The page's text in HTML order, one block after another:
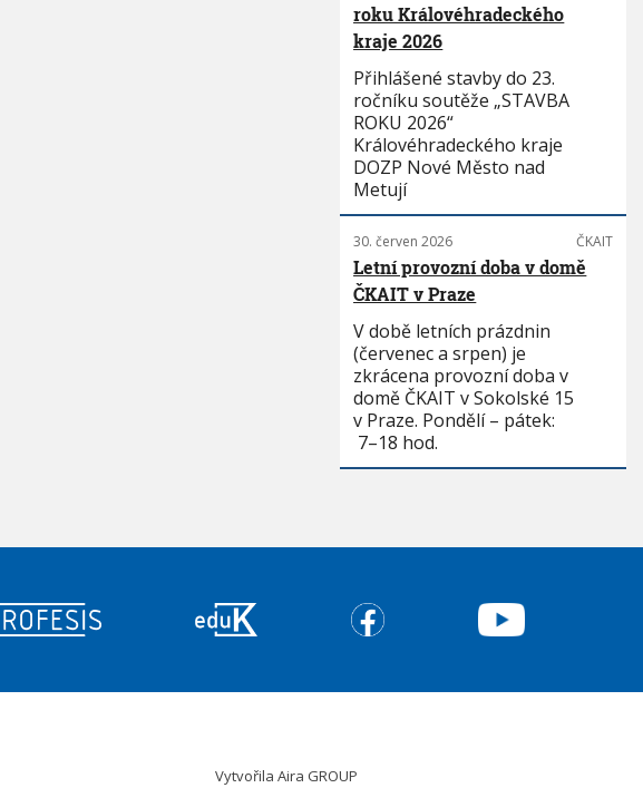
roku Královéhradeckého
kraje 2026
Přihlášené stavby do 23.
ročníku soutěže „STAVBA
ROKU 2026“
Královéhradeckého kraje
DOZP Nové Město nad
Metují
30. červen 2026 ČKAIT
Letní provozní doba v domě
ČKAIT v Praze
V době letních prázdnin
(červenec a srpen) je
zkrácena provozní doba v
domě ČKAIT v Sokolské 15
v Praze. Pondělí – pátek:
7–18 hod.
VytvořilaAira GROUP